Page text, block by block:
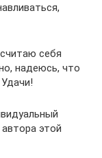
себя
надеюсь, что
этой